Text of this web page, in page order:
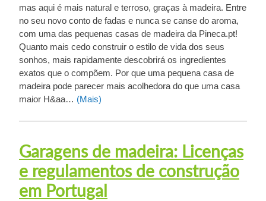
mas aqui é mais natural e terroso, graças à madeira. Entre
no seu novo conto de fadas e nunca se canse do aroma,
com uma das pequenas casas de madeira da Pineca.pt!
Quanto mais cedo construir o estilo de vida dos seus
sonhos, mais rapidamente descobrirá os ingredientes
exatos que o compõem. Por que uma pequena casa de
madeira pode parecer mais acolhedora do que uma casa
maior H&aa… (Mais)
Garagens de madeira: Licenças
e regulamentos de construção
em Portugal